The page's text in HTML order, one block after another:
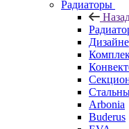
Радиаторы
Arbonia
Buderus